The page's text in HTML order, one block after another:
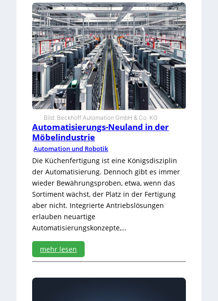
e
h
r
a
l
s
n
u
r
e
i
n
a
n
f
t
e
r
S
t
a
r
t
Bild: Beckhoff Automation GmbH & Co. KG
Automatisierungs-Neuland in der
Möbelindustrie
Automation und Robotik
Die Küchenfertigung ist eine Königsdisziplin
der Automatisierung. Dennoch gibt es immer
wieder Bewährungsproben, etwa, wenn das
Sortiment wächst, der Platz in der Fertigung
aber nicht. Integrierte Antriebslösungen
erlauben neuartige
Automatisierungskonzepte,…
mehr lesen
:
u